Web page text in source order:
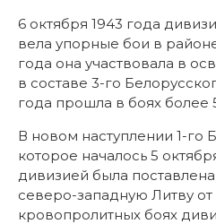
6 октября 1943 года
вела упорные бои в
года она участвовала в
в составе 3-го
года прошла в боях более
В новом наступлении 1-го
которое началось 5
дивизией была поставлена
северо-западную Литву от
кровопролитных боях